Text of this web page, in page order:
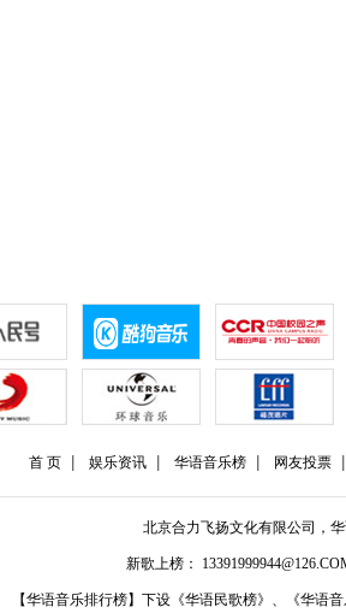
首 页 娱乐资讯 华语音乐榜 网友投票
北京合力飞扬文化有限公司，
新歌上榜：
【华语音乐排行榜】下设《华语民歌榜》、《华语